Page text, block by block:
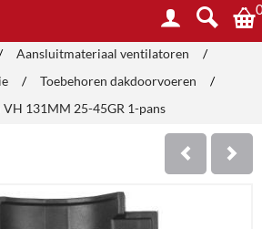
Aansluitmateriaal ventilatoren
/
/ Toebehoren dakdoorvoeren
/
131MM 25-45GR 1-pans